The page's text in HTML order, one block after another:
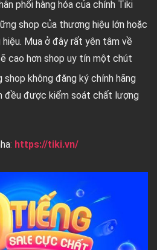
phối hàng hóa của chính Tiki
shop của thương hiệu lớn hoặc
Mua ở đây rất yên tâm về
cao hơn shop uy tín một chút
không đăng ký chính hãng
đều được kiểm soát chất lượng
: https://tiki.vn/